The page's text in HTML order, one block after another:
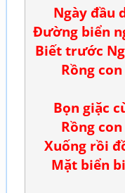
Ngày đầu
Đường biển
Biết trước
Rồng
Bọn giặc
Rồng
Xuống rồi
Mặt biển